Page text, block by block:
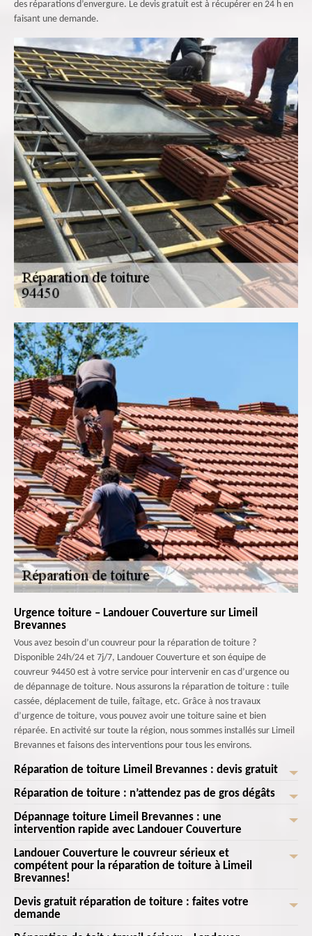
des réparations d’envergure. Le devis gratuit est à récupérer en 24 h en
faisant une demande.
Urgence toiture – Landouer Couverture sur Limeil
Brevannes
Vous avez besoin d’un couvreur pour la réparation de toiture ?
Disponible 24h/24 et 7j/7, Landouer Couverture et son équipe de
couvreur 94450 est à votre service pour intervenir en cas d’urgence ou
de dépannage de toiture. Nous assurons la réparation de toiture : tuile
cassée, déplacement de tuile, faîtage, etc. Grâce à nos travaux
d’urgence de toiture, vous pouvez avoir une toiture saine et bien
réparée. En activité sur toute la région, nous sommes installés sur Limeil
Brevannes et faisons des interventions pour tous les environs.
Réparation de toiture Limeil Brevannes : devis gratuit
L’entretien de la toiture est la meilleure prévention afin d’éviter les
dommages qui atteignent le toit. Pour la sécurité et la durée dans le
temps, le toit doit être étanche et ne présenter aucun défaut. En effet,
couverture de la maison. Quelle que soit la réparation de toiture dont
votre toit a besoin, Landouer Couverture intervient avec de méthodes
demande, le devis réparation est gratuit.
Réparation de toiture : n’attendez pas de gros dégâts
Si vous remarquez même une toute petite fissure de tuile sur votre
toiture, n’hésitez pas à faire les réparations de toit nécessaire afin que
vous n’ayez pas à faire de grandes réparations. En effet, les petits dégâts
non réparés peuvent engendrer des infiltrations d’eau et des fuites d’eau
de toit. Cela est très néfaste pour la tenue de l’étanchéité du toit. Pour
cela, notre équipe de couvreur 94450 propose des services de réparation
de toiture avec les meilleures techniques pour améliorer la tenue de la
Dépannage toiture Limeil Brevannes : une
intervention rapide avec Landouer Couverture
Vous avez besoin d’une nouvelle esthétique de toiture ? Il est possible de
refaire toute la toiture et le faire selon votre idée. L’intervention des
pouvez de ce fait choisir de remplacer le matériau et en faisant une
nouvelle peinture. Rénover la toiture demande en effet un peu
d’investissement en vaut la peine. Si vous avez ce projet, nous sommes à
Landouer Couverture le couvreur sérieux et
compétent pour la réparation de toiture à Limeil
Brevannes!
N'ignorez pas les signes de détérioration de votre toiture. Contactez
Landouer Couverture pour une réparation efficace et assurée! Notre
Devis gratuit réparation de toiture : faites votre
demande